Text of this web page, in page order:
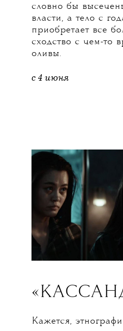
словно бы
власти, а тело с
приобретает все
сходство с чем-то
оливы.
с 4 июня
Кажется,